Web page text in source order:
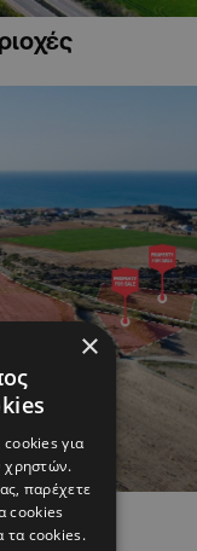
×
cookies για
χρηστών.
παρέχετε
cookies
τα cookies.